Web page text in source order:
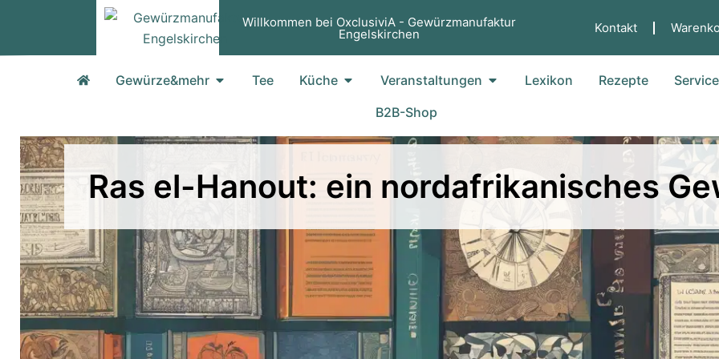
springen
Willkommen bei OxclusiviA - Gewürzmanufaktur
Engelskirchen Kontakt
Gewürze&mehr Öffne Gewürze&mehr
Tee Küche Öffne KücheVeranstaltungen Öffne Veranstaltungen
Lexikon Rezepte Service
B2B-Shop
Ras el-Hanout: ein nordafrikanisches